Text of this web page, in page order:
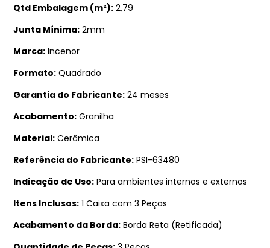
Qtd Embalagem (m²) 2,79
Junta Mínima 2mm
Marca Incenor
Formato Quadrado
Garantia do Fabricante 24 meses
Acabamento Granilha
Material Cerâmica
Referência do Fabricante PSI-63480
Indicação de Uso Para ambientes internos e externos
Itens Inclusos 1 Caixa com 3 Peças
Acabamento da Borda Borda Reta (Retificada)